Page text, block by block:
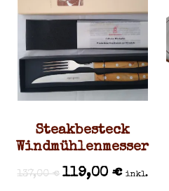
Steakbesteck
Windmühlenmesser
137,00€ 119,00€ inkl.